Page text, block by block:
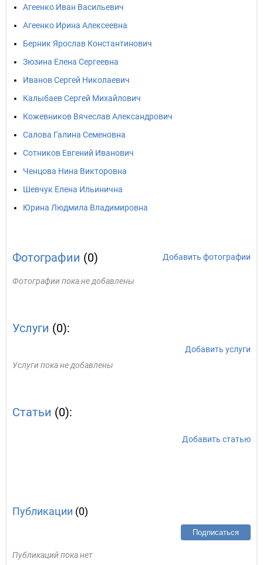
Агеенко Иван Васильевич
Агеенко Ирина Алексеевна
Берник Ярослав Константинович
Зюзина Елена Сергеевна
Иванов Сергей Николаевич
Калыбаев Сергей Михайлович
Кожевников Вячеслав Александрович
Салова Галина Семеновна
Сотников Евгений Иванович
Ченцова Нина Викторовна
Шевчук Елена Ильинична
Юрина Людмила Владимировна
Фотографии (0) Добавить фотографии
Фотографии пока не добавлены
Услуги (0):
Добавить услуги
Услуги пока не добавлены
Статьи (0):
Добавить статью
Публикации (0)
Подписаться
Публикаций пока нет